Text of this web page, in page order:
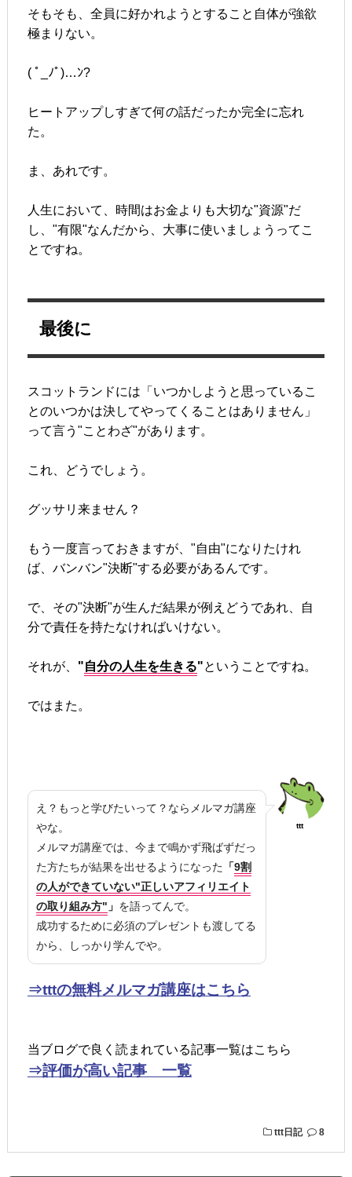
そもそも、全員に好かれようとすること自体が強欲
極まりない。
( ﾟ_ﾉﾟ)…ﾝ?
ヒートアップしすぎて何の話だったか完全に忘れ
た。
ま、あれです。
人生において、時間はお金よりも大切な"資源"だ
し、"有限"なんだから、大事に使いましょうってこ
とですね。
最後に
スコットランドには「いつかしようと思っているこ
とのいつかは決してやってくることはありません」
って言う"ことわざ"があります。
これ、どうでしょう。
グッサリ来ません？
もう一度言っておきますが、"自由"になりたけれ
ば、バンバン"決断"する必要があるんです。
で、その"決断"が生んだ結果が例えどうであれ、自
分で責任を持たなければいけない。
それが、 "自分の人生を生きる"ということですね。
ではまた。
え？もっと学びたいって？ならメルマガ講座
やな。
メルマガ講座では、今まで鳴かず飛ばずだっ
た方たちが結果を出せるようになった 「9割
の人ができていない"正しいアフィリエイト
の取り組み方" 」 を語ってんで。
成功するために必須のプレゼントも渡してる
から、しっかり学んでや。
ttt
⇒tttの無料メルマガ講座はこちら
当ブログで良く読まれている記事一覧はこちら
⇒評価が高い記事 一覧
ttt日記 8